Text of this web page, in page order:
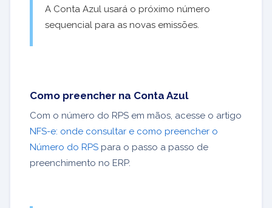
A Conta Azul usará o próximo número
sequencial para as novas emissões.
Como preencher na Conta Azul
Com o número do RPS em mãos, acesse o artigo
NFS-e: onde consultar e como preencher o
Número do RPS para o passo a passo de
preenchimento no ERP.